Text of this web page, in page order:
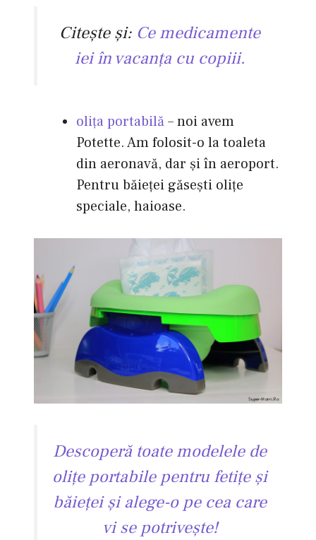
Citeşte şi: Ce medicamente
iei în vacanţa cu copiii.
oliţa portabilă– noi avem
Potette. Am folosit-o la toaleta
din aeronavă, dar şi în aeroport.
Pentru băieţei găseşti oliţe
speciale, haioase.
Descoperă toate modelele de
oliţe portabile pentru fetiţe şi
băieţei şi alege-o pe cea care
vi se potriveşte!